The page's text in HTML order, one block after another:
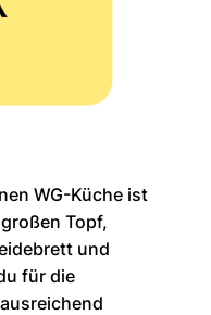
WG-Küche ist
Topf,
und
für die